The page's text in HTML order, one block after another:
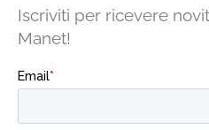
Iscriviti per ricevere
Manet!